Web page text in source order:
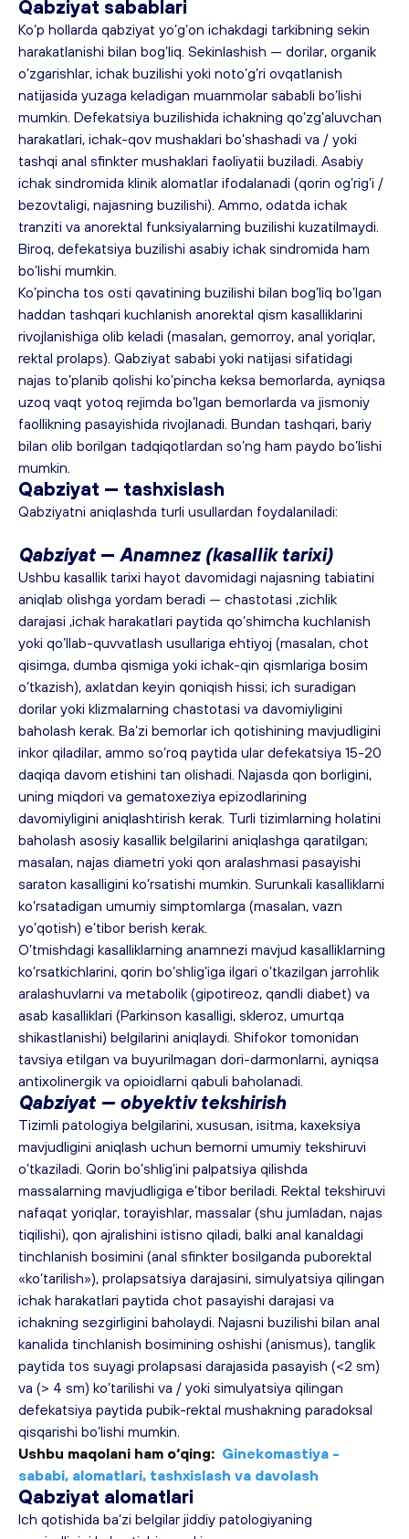
Qabziyat sabablari
Ko’p hollarda qabziyat yo’g’on ichakdagi tarkibning sekin
harakatlanishi bilan bog’liq. Sekinlashish — dorilar, organik
o’zgarishlar, ichak buzilishi yoki noto’g’ri ovqatlanish
natijasida yuzaga keladigan muammolar sababli bo’lishi
mumkin. Defekatsiya buzilishida ichakning qo’zg’aluvchan
harakatlari, ichak-qov mushaklari bo’shashadi va / yoki
tashqi anal sfinkter mushaklari faoliyatii buziladi. Asabiy
ichak sindromida klinik alomatlar ifodalanadi (qorin og’rig’i /
bezovtaligi, najasning buzilishi). Ammo, odatda ichak
tranziti va anorektal funksiyalarning buzilishi kuzatilmaydi.
Biroq, defekatsiya buzilishi asabiy ichak sindromida ham
bo’lishi mumkin.
Ko’pincha tos osti qavatining buzilishi bilan bog’liq bo’lgan
haddan tashqari kuchlanish anorektal qism kasalliklarini
rivojlanishiga olib keladi (masalan, gemorroy, anal yoriqlar,
rektal prolaps). Qabziyat sababi yoki natijasi sifatidagi
najas to’planib qolishi ko’pincha keksa bemorlarda, ayniqsa
uzoq vaqt yotoq rejimda bo’lgan bemorlarda va jismoniy
faollikning pasayishida rivojlanadi. Bundan tashqari, bariy
bilan olib borilgan tadqiqotlardan so’ng ham paydo bo’lishi
mumkin.
Qabziyat — tashxislash
Qabziyatni aniqlashda turli usullardan foydalaniladi:
Qabziyat — Anamnez (kasallik tarixi)
Ushbu kasallik tarixi hayot davomidagi najasning tabiatini
aniqlab olishga yordam beradi — chastotasi ,zichlik
darajasi ,ichak harakatlari paytida qo’shimcha kuchlanish
yoki qo’llab-quvvatlash usullariga ehtiyoj (masalan, chot
qisimga, dumba qismiga yoki ichak-qin qismlariga bosim
o’tkazish), axlatdan keyin qoniqish hissi; ich suradigan
dorilar yoki klizmalarning chastotasi va davomiyligini
baholash kerak. Ba’zi bemorlar ich qotishining mavjudligini
inkor qiladilar, ammo so’roq paytida ular defekatsiya 15-20
daqiqa davom etishini tan olishadi. Najasda qon borligini,
uning miqdori va gematoxeziya epizodlarining
davomiyligini aniqlashtirish kerak. Turli tizimlarning holatini
baholash asosiy kasallik belgilarini aniqlashga qaratilgan;
masalan, najas diametri yoki qon aralashmasi pasayishi
saraton kasalligini ko’rsatishi mumkin. Surunkali kasalliklarni
ko’rsatadigan umumiy simptomlarga (masalan, vazn
yo’qotish) e’tibor berish kerak.
O’tmishdagi kasalliklarning anamnezi mavjud kasalliklarning
ko’rsatkichlarini, qorin bo’shlig’iga ilgari o’tkazilgan jarrohlik
aralashuvlarni va metabolik (gipotireoz, qandli diabet) va
asab kasalliklari (Parkinson kasalligi, skleroz, umurtqa
shikastlanishi) belgilarini aniqlaydi. Shifokor tomonidan
tavsiya etilgan va buyurilmagan dori-darmonlarni, ayniqsa
antixolinergik va opioidlarni qabuli baholanadi.
Qabziyat — obyektiv tekshirish
Tizimli patologiya belgilarini, xususan, isitma, kaxeksiya
mavjudligini aniqlash uchun bemorni umumiy tekshiruvi
o’tkaziladi. Qorin bo’shlig’ini palpatsiya qilishda
massalarning mavjudligiga e’tibor beriladi. Rektal tekshiruvi
nafaqat yoriqlar, torayishlar, massalar (shu jumladan, najas
tiqilishi), qon ajralishini istisno qiladi, balki anal kanaldagi
tinchlanish bosimini (anal sfinkter bosilganda puborektal
«ko’tarilish»), prolapsatsiya darajasini, simulyatsiya qilingan
ichak harakatlari paytida chot pasayishi darajasi va
ichakning sezgirligini baholaydi. Najasni buzilishi bilan anal
kanalida tinchlanish bosimining oshishi (anismus), tanglik
paytida tos suyagi prolapsasi darajasida pasayish (<2 sm)
va (> 4 sm) ko’tarilishi va / yoki simulyatsiya qilingan
defekatsiya paytida pubik-rektal mushakning paradoksal
qisqarishi bo’lishi mumkin.
Ushbu maqolani ham o‘qing: Ginekomastiya -
sababi, alomatlari, tashxislash va davolash
Qabziyat alomatlari
Ich qotishida ba’zi belgilar jiddiy patologiyaning